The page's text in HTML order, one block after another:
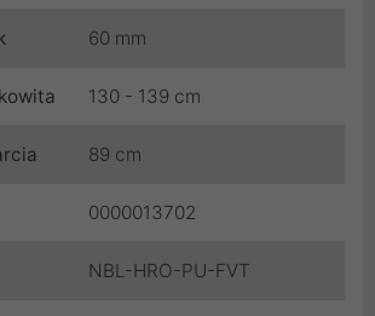
60 mm
130 - 139 cm
89 cm
0000013702
NBL-HRO-PU-FVT